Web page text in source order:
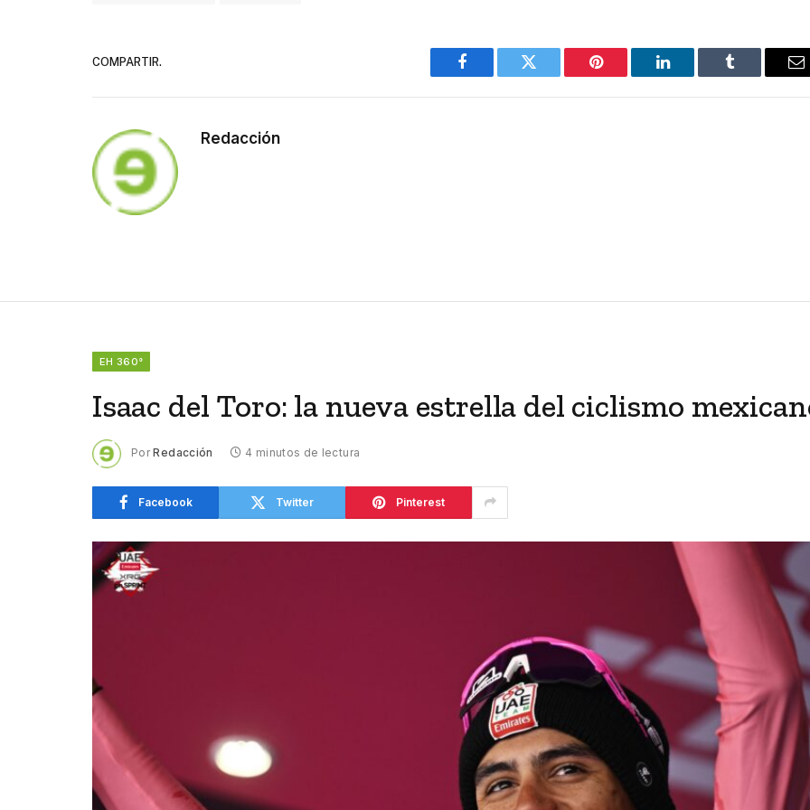
COMPARTIR.
Facebook Twitter Pinterest LinkedIn Tumblr
Redacción
EH 360°
Isaac del Toro: la nueva estrella del ciclismo
Por Redacción 4 minutos de lectura
Facebook Twitter Pinterest